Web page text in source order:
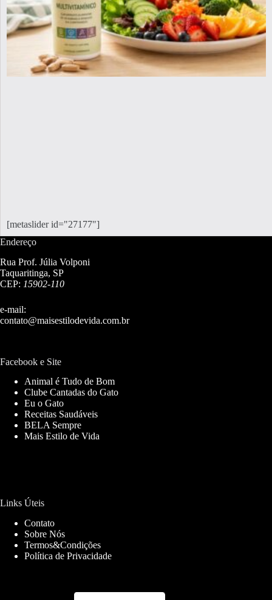
[metaslider id="27177"]
Endereço
Rua Prof. Júlia Volponi
Taquaritinga, SP
CEP: 15902-110
e-mail:
contato@maisestilodevida.com.br
Facebook e Site
Animal é Tudo de Bom
Clube Cantadas do Gato
Eu o Gato
Receitas Saudáveis
BELA Sempre
Mais Estilo de Vida
Links Úteis
Contato
Sobre Nós
Termos&Condições
Política de Privacidade